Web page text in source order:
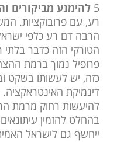
5 להימנע מביקורים
רע, עם פרובוקציות.
הרבה דם רע כלפי
הטורקי הזה כדבר בלתי
פרופיל נמוך ברמת
כזה, יש לעשותו בשקט
דינמיקת
להיעשות רחוק מרמת
בהחלט להזמין
ייחשף גם לישראל